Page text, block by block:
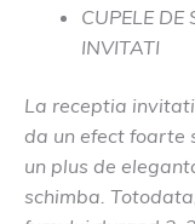
CUPELE DE
INVITATI
La receptia
da un efect foarte
un plus de
schimba.